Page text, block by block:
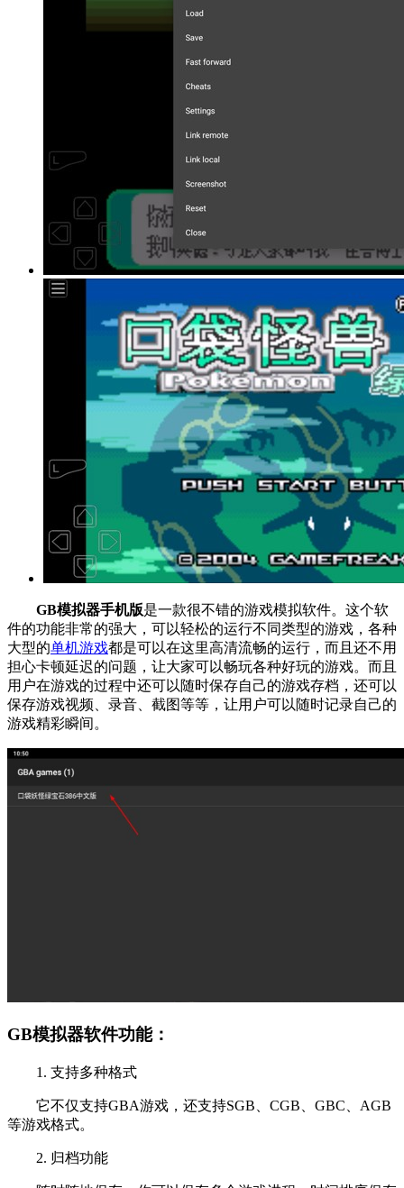
GB模拟器手机版是一款很不错的游戏模拟软件。这个软
件的功能非常的强大，可以轻松的运行不同类型的游戏，各种
大型的单机游戏都是可以在这里高清流畅的运行，而且还不用
担心卡顿延迟的问题，让大家可以畅玩各种好玩的游戏。而且
用户在游戏的过程中还可以随时保存自己的游戏存档，还可以
保存游戏视频、录音、截图等等，让用户可以随时记录自己的
游戏精彩瞬间。
GB模拟器软件功能：
1. 支持多种格式
它不仅支持GBA游戏，还支持SGB、CGB、GBC、AGB
等游戏格式。
2. 归档功能